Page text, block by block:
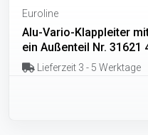
Euroline
Alu-Vario-Klappleiter
ein Außenteil Nr. 31621
Lieferzeit 3 - 5 Werktage